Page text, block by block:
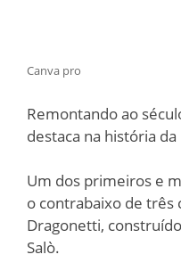
Canva pro
Remontando ao
destaca na história da
Um dos primeiros e
o contrabaixo de três
Dragonetti,
Salò.